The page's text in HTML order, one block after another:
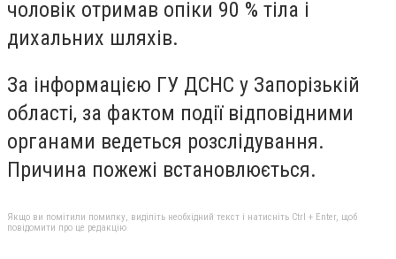
чоловік отримав опіки 90 % тіла і
дихальних шляхів.
За інформацією ГУ ДСНС у Запорізькій
області, за фактом події відповідними
органами ведеться розслідування.
Причина пожежі встановлюється.
Якщо ви помітили помилку, виділіть необхідний текст і натисніть Ctrl + Enter, щоб
повідомити про це редакцію